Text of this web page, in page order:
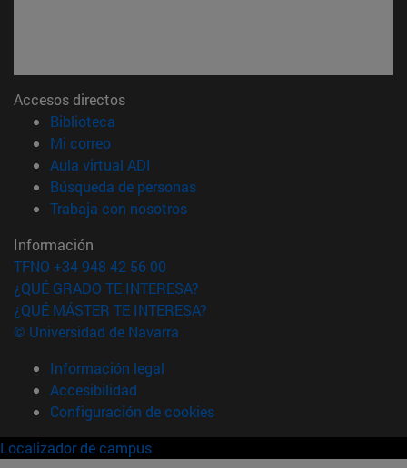
Accesos directos
Biblioteca
Mi correo(abre en nueva ventana)
Aula virtual ADI
Búsqueda de personas(abre en nueva ventana)
Trabaja con nosotros(abre en nueva ventana)
Información
TFNO +34 948 42 56 00
¿QUÉ GRADO TE INTERESA?
¿QUÉ MÁSTER TE INTERESA?
© Universidad de Navarra
Información legal
Accesibilidad
Configuración de cookies
Localizador de campus